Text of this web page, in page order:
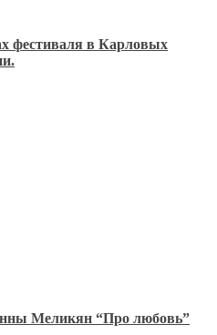
фестиваля в Карловых
Меликян “Про любовь”